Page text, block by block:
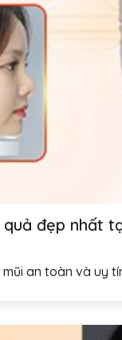
đẹp nhất
an toàn và uy